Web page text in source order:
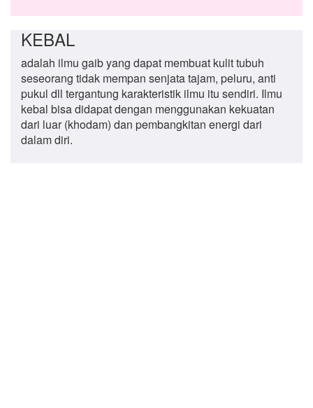
KEBAL
adalah ilmu gaib yang dapat membuat kulit tubuh
seseorang tidak mempan senjata tajam, peluru, anti
pukul dll tergantung karakteristik ilmu itu sendiri. Ilmu
kebal bisa didapat dengan menggunakan kekuatan
dari luar (khodam) dan pembangkitan energi dari
dalam diri.